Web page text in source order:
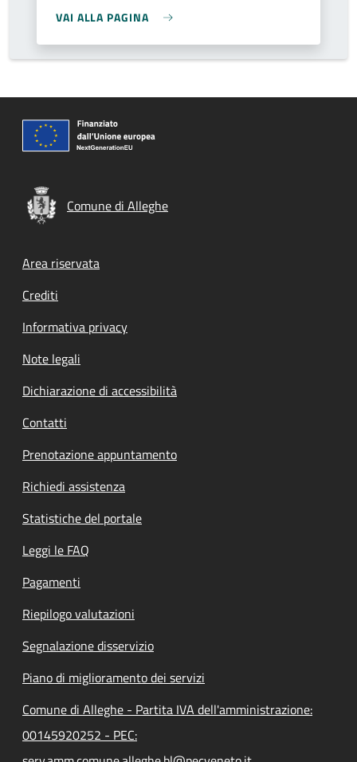
VAI ALLA PAGINA
Comune di Alleghe
Footer menu
Area riservata
Crediti
Informativa privacy
Note legali
Dichiarazione di accessibilità
Contatti
Prenotazione appuntamento
Richiedi assistenza
Statistiche del portale
Leggi le FAQ
Pagamenti
Riepilogo valutazioni
Segnalazione disservizio
Piano di miglioramento dei servizi
Comune di Alleghe - Partita IVA dell'amministrazione:
00145920252 - PEC: